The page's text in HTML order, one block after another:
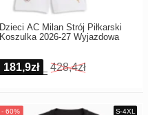
Dzieci AC Milan Strój Piłkarski
Koszulka 2026-27 Wyjazdowa
181,9zł 428,4zł